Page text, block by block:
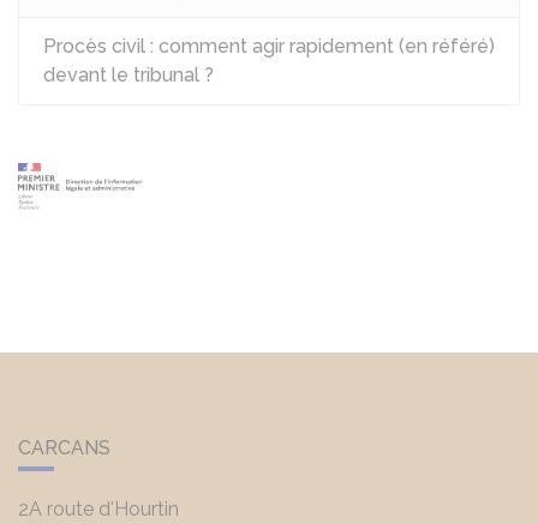
Procès civil : comment agir rapidement (en référé)
devant le tribunal ?
CARCANS
2A route d'Hourtin